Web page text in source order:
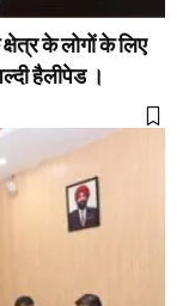
के लोगों के लिए
हैलीपेड ।